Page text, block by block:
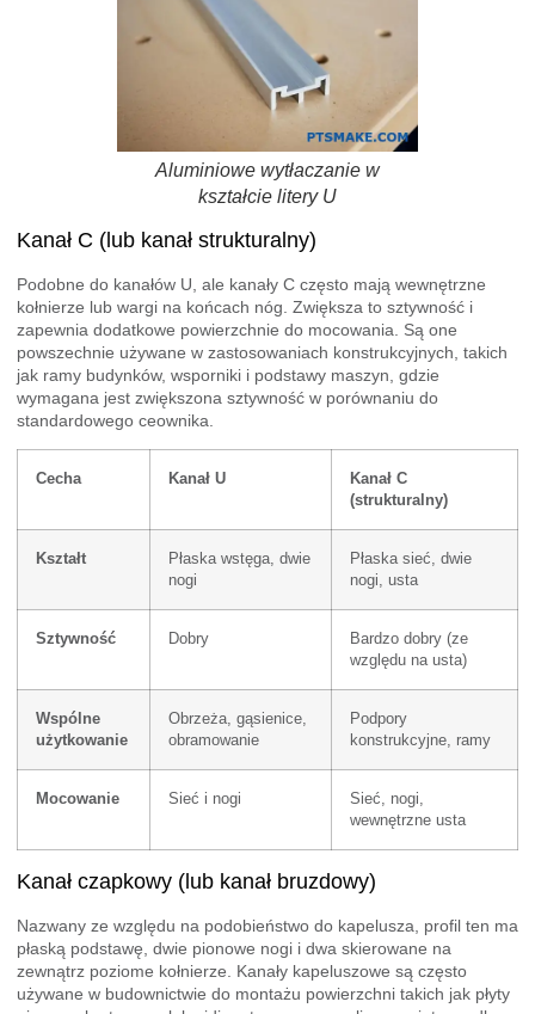
Aluminiowe wytłaczanie w
kształcie litery U
Kanał C (lub kanał strukturalny)
Podobne do kanałów U, ale kanały C często mają wewnętrzne
kołnierze lub wargi na końcach nóg. Zwiększa to sztywność i
zapewnia dodatkowe powierzchnie do mocowania. Są one
powszechnie używane w zastosowaniach konstrukcyjnych, takich
jak ramy budynków, wsporniki i podstawy maszyn, gdzie
wymagana jest zwiększona sztywność w porównaniu do
standardowego ceownika.
Cecha Kanał U
Kanał C
(strukturalny)
Kształt
Płaska wstęga, dwie
nogi
Płaska sieć, dwie
nogi, usta
Sztywność Dobry
Bardzo dobry (ze
względu na usta)
Wspólne
użytkowanie
Obrzeża, gąsienice,
obramowanie
Podpory
konstrukcyjne, ramy
Mocowanie Sieć i nogi
Sieć, nogi,
wewnętrzne usta
Kanał czapkowy (lub kanał bruzdowy)
Nazwany ze względu na podobieństwo do kapelusza, profil ten ma
płaską podstawę, dwie pionowe nogi i dwa skierowane na
zewnątrz poziome kołnierze. Kanały kapeluszowe są często
używane w budownictwie do montażu powierzchni takich jak płyty